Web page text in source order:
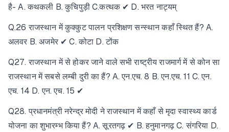
है- A. कथकली B. कुचिपुड़ी C.कत्थक ✔ D. भरत नाट्यम्
Q.26 राजस्थान में कुक्कुट पालन प्रशिक्षण सन्स्थान कहाँ स्थित हैं? A.
अलवर B. अजमेर ✔ C. कोटा D. टोंक
Q27. राजस्थान में से होकर जाने वाले सभी राष्ट्रीय राजमार्ग में से कोन सा
राजस्थान में सबसे लम्बी दुरी का हैं? A. एन.एच. 8 B. एन.एच. 11 C. एन.
एच. 14 D. एन. एच. 15 ✔
Q28. प्रधानमंत्री नरेन्द्र मोदी ने राजस्थान में कहाँ से मृदा स्वास्थ्य कार्ड
योजना का शुभारम्भ किया हैं? A. सूरतगढ़ ✔ B. हनुमानगढ़ C. संगरिया D.